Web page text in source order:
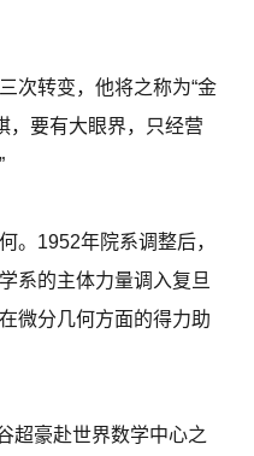
次转变，他将之称为“金
，要有大眼界，只经营
。1952年院系调整后，
系的主体力量调入复旦
微分几何方面的得力助
超豪赴世界数学中心之